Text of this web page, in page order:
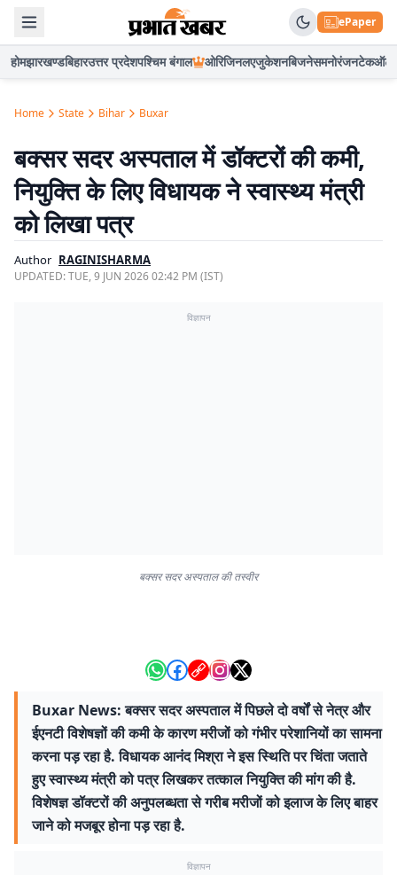
ePaper
होमझारखण्डबिहारउत्तर प्रदेशपश्चिम बंगाल ओरिजिनलएजुकेशनबिजनेसमनोरंजनटेकऑटो
Home State Bihar Buxar
बक्सर सदर अस्पताल में डॉक्टरों की कमी,
नियुक्ति के लिए विधायक ने स्वास्थ्य मंत्री
को लिखा पत्र
Author RAGINISHARMA
UPDATED:TUE, 9 JUN 2026 02:42 PM (IST)
विज्ञापन
बक्सर सदर अस्पताल की तस्वीर
Buxar News: बक्सर सदर अस्पताल में पिछले दो वर्षों से नेत्र और
ईएनटी विशेषज्ञों की कमी के कारण मरीजों को गंभीर परेशानियों का सामना
करना पड़ रहा है. विधायक आनंद मिश्रा ने इस स्थिति पर चिंता जताते
हुए स्वास्थ्य मंत्री को पत्र लिखकर तत्काल नियुक्ति की मांग की है.
विशेषज्ञ डॉक्टरों की अनुपलब्धता से गरीब मरीजों को इलाज के लिए बाहर
जाने को मजबूर होना पड़ रहा है.
विज्ञापन